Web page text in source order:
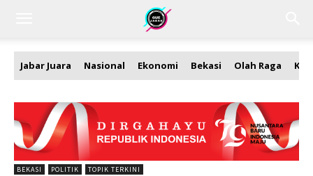
Jabar Juara Nasional Ekonomi Bekasi Olah Raga
BEKASI POLITIK TOPIK TERKINI